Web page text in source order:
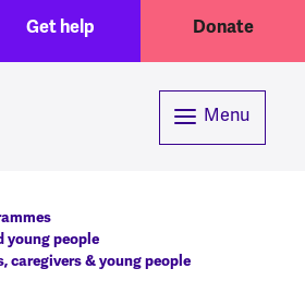
Get help Donate
Menu
young people
caregivers & young people